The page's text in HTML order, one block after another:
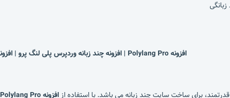
افزونه Polylang Pro | افزونه چند زبانه وردپرس پلی لنگ پرو | افزونه چند زبانه کردن سایت
قدرتمند، برای ساخت سایت چند زبانه می باشد. با استفاده ازافزونه Polylang Pro